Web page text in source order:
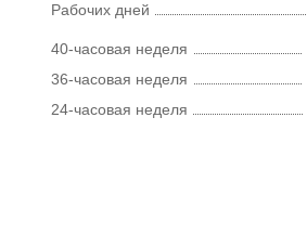
Рабочих дней
40-часовая неделя
36-часовая неделя
24-часовая неделя